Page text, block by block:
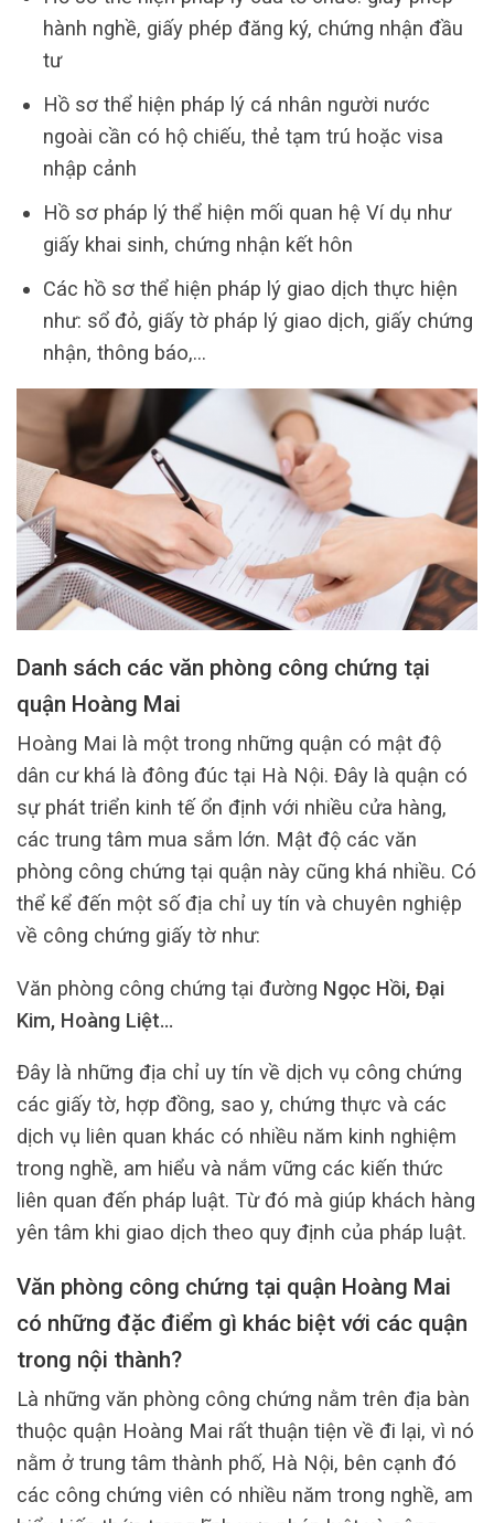
hành nghề, giấy phép đăng ký, chứng nhận đầu
tư
Hồ sơ thể hiện pháp lý cá nhân người nước
ngoài cần có hộ chiếu, thẻ tạm trú hoặc visa
nhập cảnh
Hồ sơ pháp lý thể hiện mối quan hệ Ví dụ như
giấy khai sinh, chứng nhận kết hôn
Các hồ sơ thể hiện pháp lý giao dịch thực hiện
như: sổ đỏ, giấy tờ pháp lý giao dịch, giấy chứng
nhận, thông báo,…
Danh sách các văn phòng công chứng tại
quận Hoàng Mai
Hoàng Mai là một trong những quận có mật độ
dân cư khá là đông đúc tại Hà Nội. Đây là quận có
sự phát triển kinh tế ổn định với nhiều cửa hàng,
các trung tâm mua sắm lớn. Mật độ các văn
phòng công chứng tại quận này cũng khá nhiều. Có
thể kể đến một số địa chỉ uy tín và chuyên nghiệp
về công chứng giấy tờ như:
Văn phòng công chứng tại đường Ngọc Hồi, Đại
Kim, Hoàng Liệt…
Đây là những địa chỉ uy tín về dịch vụ công chứng
các giấy tờ, hợp đồng, sao y, chứng thực và các
dịch vụ liên quan khác có nhiều năm kinh nghiệm
trong nghề, am hiểu và nắm vững các kiến thức
liên quan đến pháp luật. Từ đó mà giúp khách hàng
yên tâm khi giao dịch theo quy định của pháp luật.
Văn phòng công chứng tại quận Hoàng Mai
có những đặc điểm gì khác biệt với các quận
trong nội thành?
Là những văn phòng công chứng nằm trên địa bàn
thuộc quận Hoàng Mai rất thuận tiện về đi lại, vì nó
nằm ở trung tâm thành phố, Hà Nội, bên cạnh đó
các công chứng viên có nhiều năm trong nghề, am